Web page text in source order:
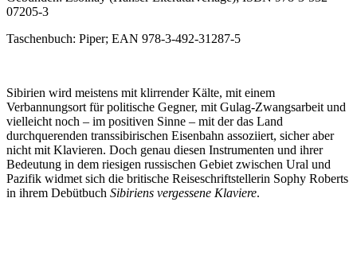
07205-3
Taschenbuch: Piper; EAN 978-3-492-31287-5
Sibirien wird meistens mit klirrender Kälte, mit einem
Verbannungsort für politische Gegner, mit Gulag-Zwangsarbeit und
vielleicht noch – im positiven Sinne – mit der das Land
durchquerenden transsibirischen Eisenbahn assoziiert, sicher aber
nicht mit Klavieren. Doch genau diesen Instrumenten und ihrer
Bedeutung in dem riesigen russischen Gebiet zwischen Ural und
Pazifik widmet sich die britische Reiseschriftstellerin Sophy Roberts
in ihrem Debütbuch Sibiriens vergessene Klaviere.